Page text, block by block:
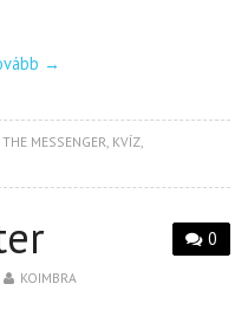
→
MESSENGER, KVÍZ,
0
KOIMBRA